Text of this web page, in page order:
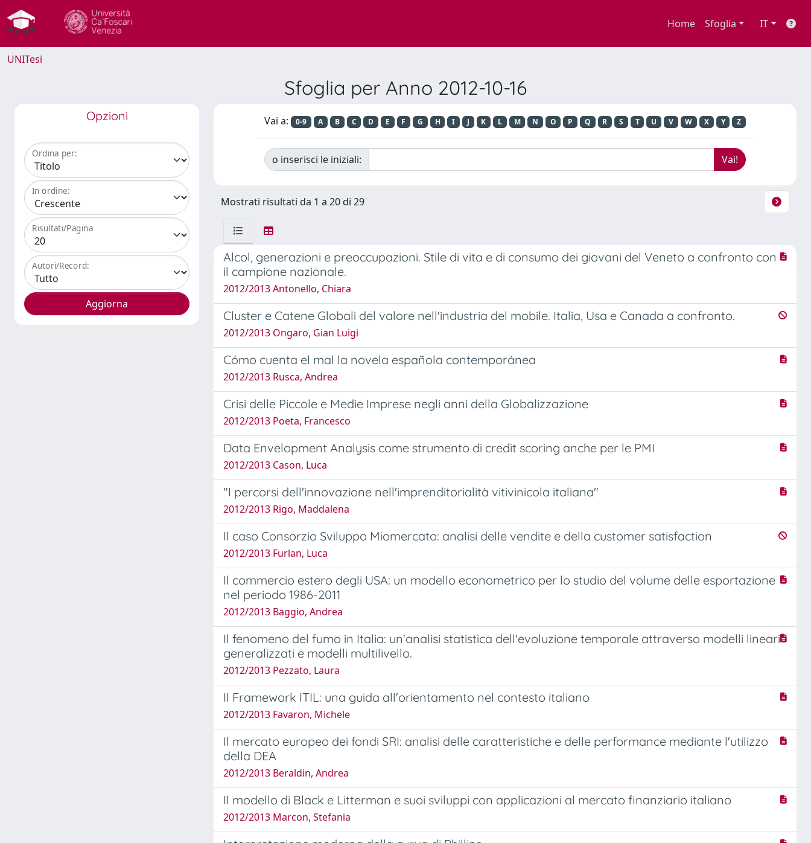
Home Sfoglia IT
UNITesi
Sfoglia per Anno 2012-10-16
Opzioni
Ordina per:
In ordine:
Risultati/Pagina
Autori/Record:
Vai a: 0-9 A B C D E F G H I J K L M N O P Q R S T U V W X Y Z
o inserisci le iniziali:
Mostrati risultati da 1 a 20 di 29
Alcol, generazioni e preoccupazioni. Stile di vita e di consumo dei giovani del Veneto a confronto con
il campione nazionale.
2012/2013 Antonello, Chiara
Cluster e Catene Globali del valore nell'industria del mobile. Italia, Usa e Canada a confronto.
2012/2013 Ongaro, Gian Luigi
Cómo cuenta el mal la novela española contemporánea
2012/2013 Rusca, Andrea
Crisi delle Piccole e Medie Imprese negli anni della Globalizzazione
2012/2013 Poeta, Francesco
Data Envelopment Analysis come strumento di credit scoring anche per le PMI
2012/2013 Cason, Luca
"I percorsi dell'innovazione nell'imprenditorialità vitivinicola italiana"
2012/2013 Rigo, Maddalena
Il caso Consorzio Sviluppo Miomercato: analisi delle vendite e della customer satisfaction
2012/2013 Furlan, Luca
Il commercio estero degli USA: un modello econometrico per lo studio del volume delle esportazione
nel periodo 1986-2011
2012/2013 Baggio, Andrea
Il fenomeno del fumo in Italia: un'analisi statistica dell'evoluzione temporale attraverso modelli lineari
generalizzati e modelli multilivello.
2012/2013 Pezzato, Laura
Il Framework ITIL: una guida all'orientamento nel contesto italiano
2012/2013 Favaron, Michele
Il mercato europeo dei fondi SRI: analisi delle caratteristiche e delle performance mediante l'utilizzo
della DEA
2012/2013 Beraldin, Andrea
Il modello di Black e Litterman e suoi sviluppi con applicazioni al mercato finanziario italiano
2012/2013 Marcon, Stefania